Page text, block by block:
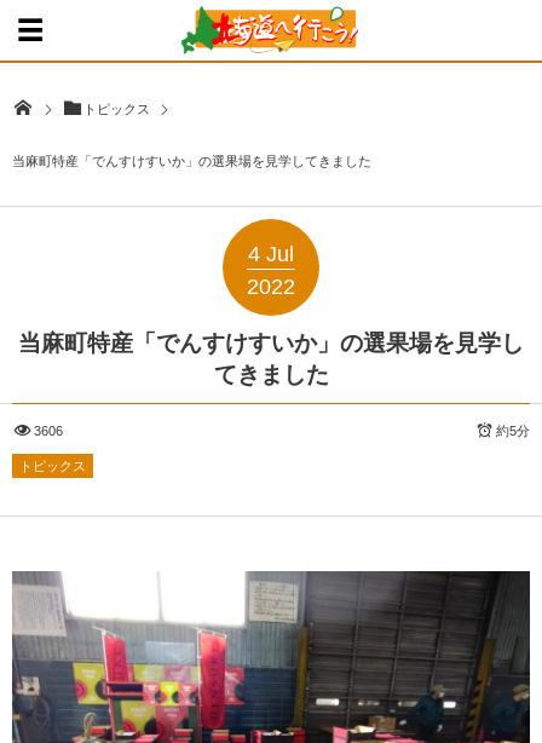
トピックス
当麻町特産「でんすけすいか」の選果場を見学してきました
4 Jul
2022
当麻町特産「でんすけすいか」の選果場を見学し
てきました
3606 約5分
トピックス